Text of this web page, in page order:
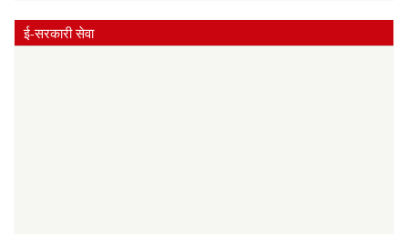
ई-सरकारी सेवा